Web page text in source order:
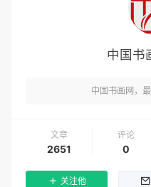
中国书
中国书画网，
文章
2651
评论
0
关注他